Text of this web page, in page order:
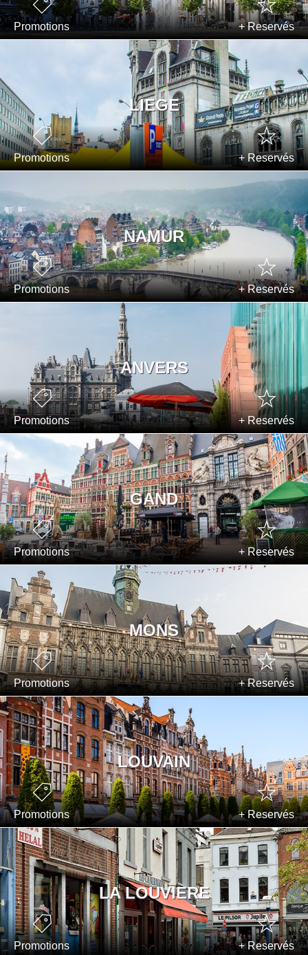
Promotions + Reservés
LIEGE
Promotions + Reservés
NAMUR
Promotions + Reservés
ANVERS
Promotions + Reservés
GAND
Promotions + Reservés
MONS
Promotions + Reservés
LOUVAIN
Promotions + Reservés
LA LOUVIERE
Promotions + Reservés